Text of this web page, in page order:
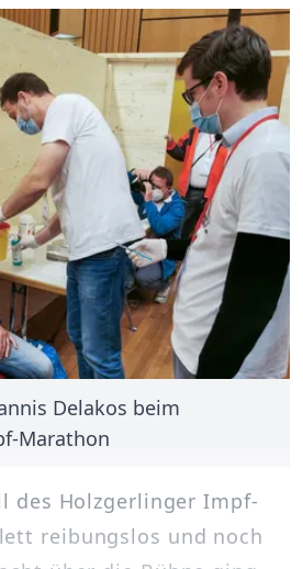
Delakos beim
Marathon
des Holzgerlinger Impf-
reibungslos und noch